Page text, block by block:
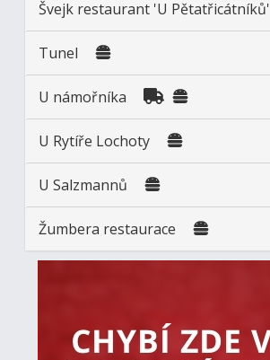
Švejk restaurant 'U Pětatřicátníků'
Tunel
U námořníka
U Rytíře Lochoty
U Salzmannů
Žumbera restaurace